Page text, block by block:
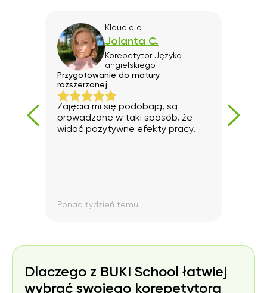
Klaudia o
Jolanta C.
Korepetytor Języka
angielskiego
Przygotowanie do matury
rozszerzonej
Zajęcia mi się podobają, są
prowadzone w taki sposób, że
widać pozytywne efekty pracy.
Ponad tydzień temu
Dlaczego z BUKI School łatwiej
wybrać swojego korepetytora